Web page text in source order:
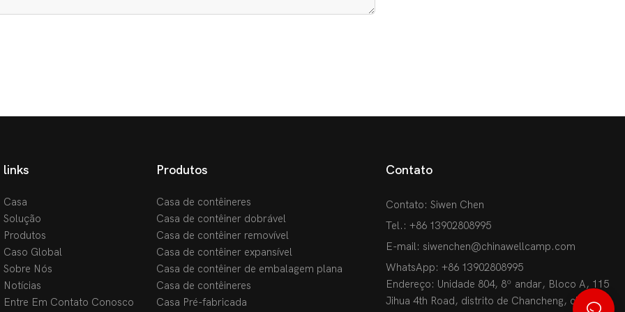
links
Casa
Solução
Produtos
Caso Global
Sobre Nós
Notícias
Entre Em Contato Conosco
Produtos
Casa de contêineres
Casa de contêiner dobrável
Casa de contêiner removível
Casa de contêiner expansível
Casa de contêiner de embalagem plana
Casa de contêineres
Casa Pré-fabricada
Contato
Contato: Siwen Chen
Tel.: +86 13902808995
E-mail: siwenchen@chinawellcamp.com
WhatsApp: +86 13902808995
Endereço: Unidade 804, 8º andar, Bloco A, 115
Jihua 4th Road, distrito de Chancheng, cidade